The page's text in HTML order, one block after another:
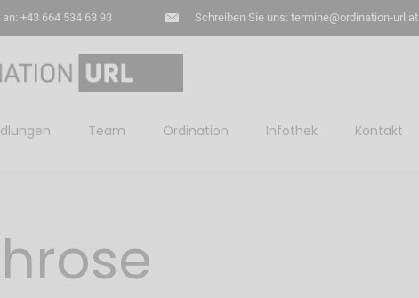
+43 664 534 63 93 Schreiben Sie uns: termine@ordination-url.at
Team Ordination Infothek Kontakt